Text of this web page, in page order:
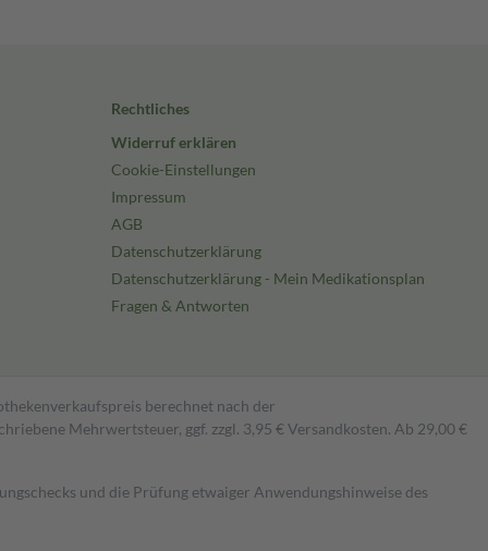
Rechtliches
Widerruf erklären
Cookie-Einstellungen
Impressum
AGB
Datenschutzerklärung
Datenschutzerklärung - Mein Medikationsplan
Fragen & Antworten
berechnet nach der
Mehrwertsteuer, ggf. zzgl. 3,95 € Versandkosten. Ab 29,00 €
und die Prüfung etwaiger Anwendungshinweise des